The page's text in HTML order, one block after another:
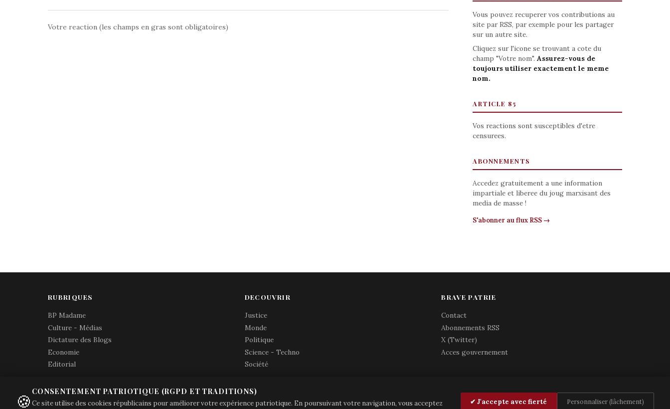
Votre reaction (les champs en gras sont obligatoires)
Vous pouvez recuperer vos contributions au
site par RSS, par exemple pour les partager
sur un autre site.
Cliquez sur l'icone se trouvant a cote du
champ "Votre nom". Assurez-vous de
toujours utiliser exactement le meme
nom.
ARTICLE 85
Vos reactions sont susceptibles d'etre
censurees.
ABONNEMENTS
Accedez gratuitement a une information
impartiale et liberee du joug marxisant des
media de masse !
S'abonner au flux RSS →
RUBRIQUES
BP Madame
Culture - Médias
Dictature des Blogs
Economie
Editorial
DECOUVRIR
Justice
Monde
Politique
Science - Techno
Société
BRAVE PATRIE
Contact
Abonnements RSS
X (Twitter)
Acces gouvernement
© Brave Patrie + friends—
🍪
CONSENTEMENT PATRIOTIQUE (RGPD ET TRADITIONS)
Ce site utilise des cookies républicains pour améliorer votre expérience patriotique. En poursuivant votre navigation, vous acceptez
✔ J'accepte avec fierté Personnaliser (lâchement)